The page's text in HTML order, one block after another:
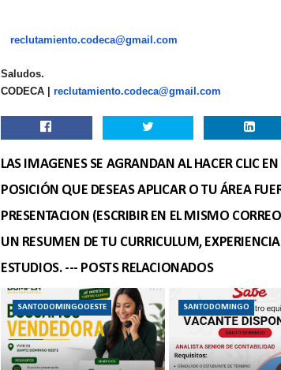
reclutamiento.codeca@gmail.com
Saludos.
CODECA | reclutamiento.codeca@gmail.com
LAS IMAGENES SE AGRANDAN AL HACER CLIC
POSICIÓN QUE DESEAS APLICAR O TU ÁREA
PRESENTACION (ESCRIBIR EN EL MISMO
UN RESUMEN DE TU CURRICULUM,
ESTUDIOS. --- POSTS RELACIONADOS
SANTODOMINGOOESTE SANTODOMINGO